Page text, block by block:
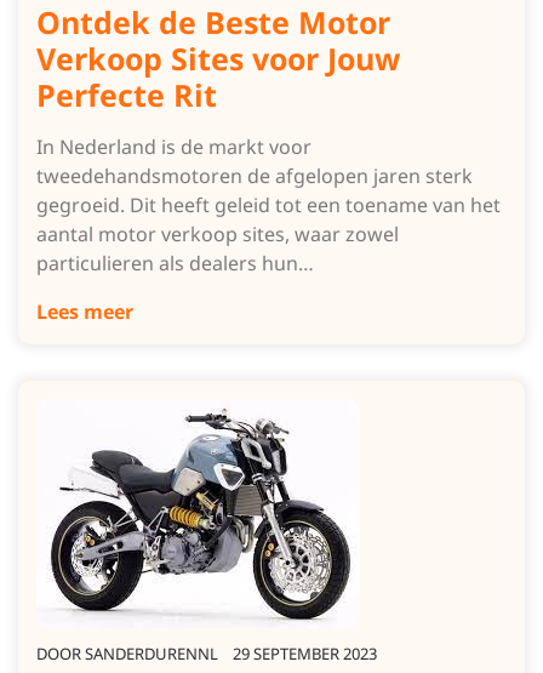
Ontdek de Beste Motor
Verkoop Sites voor Jouw
Perfecte Rit
In Nederland is de markt voor
tweedehandsmotoren de afgelopen jaren sterk
gegroeid. Dit heeft geleid tot een toename van het
aantal motor verkoop sites, waar zowel
particulieren als dealers hun…
Lees meer
DOORSANDERDURENNL 29 SEPTEMBER 2023